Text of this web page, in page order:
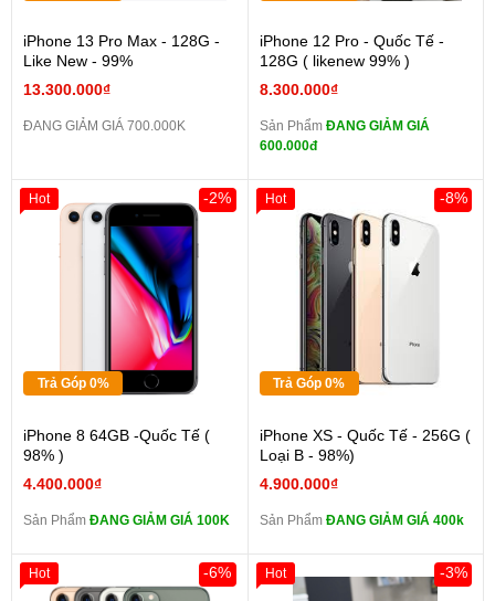
iPhone 13 Pro Max - 128G -
Like New - 99%
13.300.000₫
ĐANG GIẢM GIÁ 700.000K
iPhone 12 Pro - Quốc Tế -
128G ( likenew 99% )
8.300.000₫
Sản Phẩm ĐANG GIẢM GIÁ
600.000đ
Trả Góp 0%
iPhone 8 64GB -Quốc Tế (
98% )
4.400.000₫
-2%
Sản Phẩm ĐANG GIẢM GIÁ 100K
Hot
Trả Góp 0%
iPhone XS - Quốc Tế - 256G (
Loại B - 98%)
4.900.000₫
-8%
Sản Phẩm ĐANG GIẢM GIÁ 400k
Hot
-6%
Hot -3%
Hot